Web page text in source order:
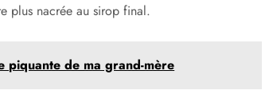
plus nacrée au sirop final.
piquante de ma grand-mère